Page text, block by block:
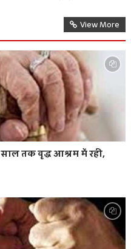
View More
तक वृद्ध आश्रम में रही,